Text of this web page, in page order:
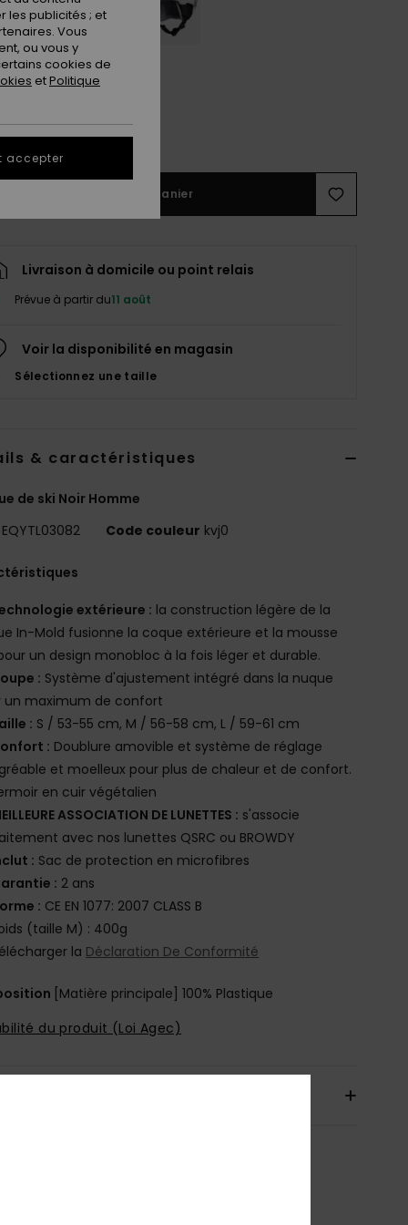
le Guide des tailles
Ajouter au panier
Livraison à domicile ou point relais
Prévue à partir du11 août
Voir la disponibilité en magasin
Sélectionnez une taille
& caractéristiques
de ski Noir Homme
EQYTL03082 Code couleur kvj0
extérieure : la construction légère de la
In-Mold fusionne la coque extérieure et la mousse
pour un design monobloc à la fois léger et durable.
: Système d'ajustement intégré dans la nuque
un maximum de confort
: S / 53-55 cm, M / 56-58 cm, L / 59-61 cm
: Doublure amovible et système de réglage
et moelleux pour plus de chaleur et de confort.
en cuir végétalien
ASSOCIATION DE LUNETTES : s'associe
avec nos lunettes QSRC ou BROWDY
: Sac de protection en microfibres
: 2 ans
: CE EN 1077: 2007 CLASS B
(taille M) : 400g
la Déclaration De Conformité
[Matière principale] 100% Plastique
du produit (Loi Agec)
les publicités ; et
Vous
ou vous y
cookies de
etPolitique
accepter